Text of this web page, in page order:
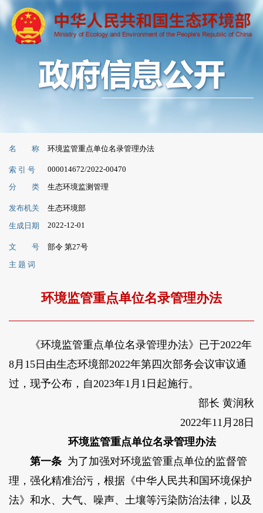
名 称 环境监管重点单位名录管理办法
索 引 号 000014672/2022-00470
分 类 生态环境监测管理
发布机关
生态环境部
生成日期
2022-12-01
文 号
部令 第27号
主 题 词
环境监管重点单位名录管理办法
《环境监管重点单位名录管理办法》已于2022年
8月15日由生态环境部2022年第四次部务会议审议通
过，现予公布，自2023年1月1日起施行。
部长黄润秋
2022年11月28日
环境监管重点单位名录管理办法
第一条为了加强对环境监管重点单位的监督管
理，强化精准治污，根据《中华人民共和国环境保护
法》和水、大气、噪声、土壤等污染防治法律，以及